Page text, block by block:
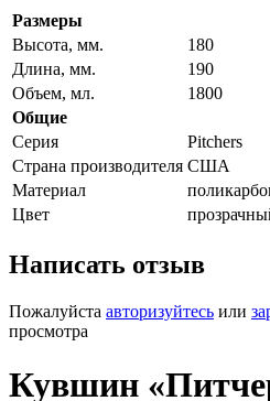
Размеры
Высота, мм.
180
Длина, мм.
190
Объем, мл.
1800
Общие
Серия
Pitchers
Страна производителя США
Материал
Цвет
Написать отзыв
Пожалуйста авторизуйтесь или
просмотра
Кувшин